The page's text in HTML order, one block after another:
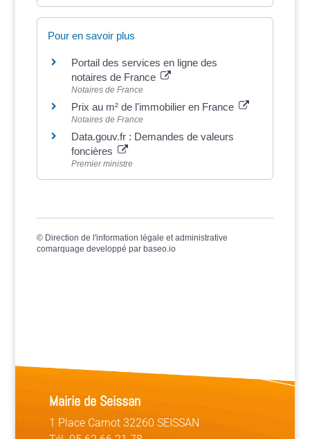
Pour en savoir plus
Portail des services en ligne des
notaires de France
Notaires de France
Prix au m² de l'immobilier en France
Notaires de France
Data.gouv.fr : Demandes de valeurs
foncières
Premier ministre
© Direction de l'information légale et administrative
comarquage developpé par baseo.io
Mairie de Seissan
1 Place Carnot 32260 SEISSAN